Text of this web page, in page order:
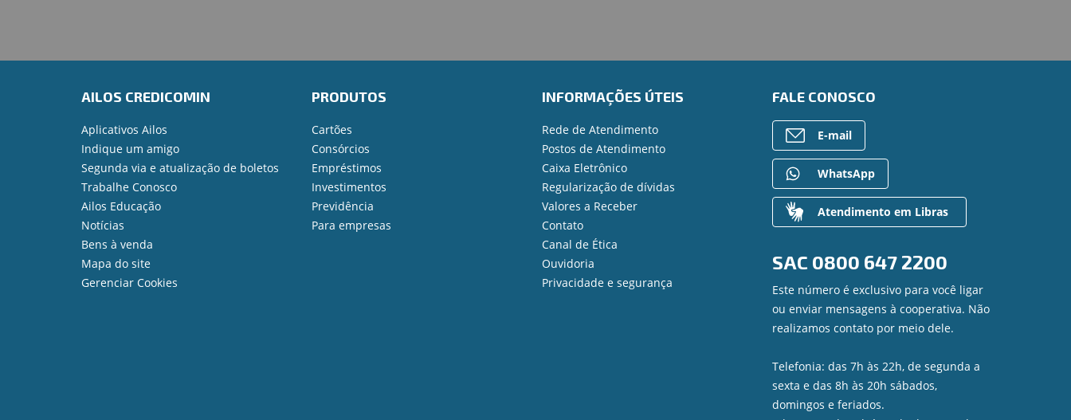
AILOS CREDICOMIN
Aplicativos Ailos
Indique um amigo
Segunda via e atualização de boletos
Trabalhe Conosco
Ailos Educação
Notícias
Bens à venda
Mapa do site
Gerenciar Cookies
PRODUTOS
Cartões
Consórcios
Empréstimos
Investimentos
Previdência
Para empresas
INFORMAÇÕES ÚTEIS
Rede de Atendimento
Postos de Atendimento
Caixa Eletrônico
Regularização de dívidas
Valores a Receber
Contato
Canal de Ética
Ouvidoria
Privacidade e segurança
FALE CONOSCO
E-mail
WhatsApp
Atendimento em Libras
SAC 0800 647 2200
Este número é exclusivo para você ligar
ou enviar mensagens à cooperativa. Não
realizamos contato por meio dele.
Telefonia: das 7h às 22h, de segunda a
sexta e das 8h às 20h sábados,
domingos e feriados.